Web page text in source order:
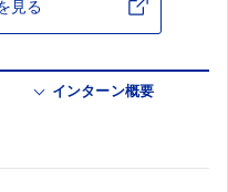
見る
インターン概要